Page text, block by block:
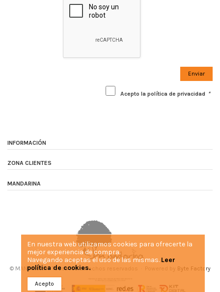
Acepto la política de privacidad *
INFORMACIÓN
ZONA CLIENTES
MANDARINA
© MANDARINA - Todos los derechos reservados · Powered by Byte Factory
En nuestra web utilizamos cookies para ofrecerte la
mejor experiencia de compra.
Navegando aceptas el uso de las mismas. Leer
política de cookies.
Acepto